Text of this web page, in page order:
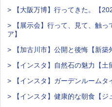
> 【大阪万博】行ってきた。【
> 【展示会】行って、見て、触っ
ア】
> 【加古川市】公開と後悔【新築
> 【インスタ】自然石の魅力【土
> 【インスタ】ガーデンルームタ
> 【インスタ】健康的な朝食【ジ